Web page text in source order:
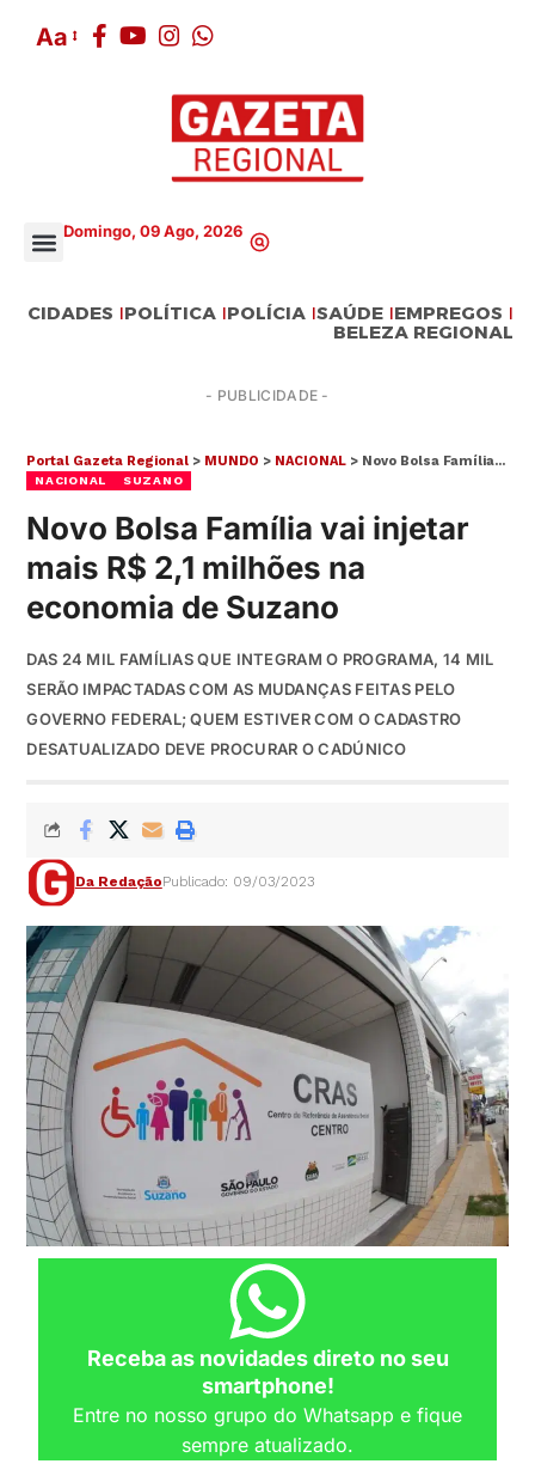
Aa
Domingo, 09 Ago, 2026
CIDADES POLÍTICA POLÍCIA SAÚDE EMPREGOS
BELEZA REGIONAL
- PUBLICIDADE -
Portal Gazeta Regional > MUNDO > NACIONAL > Novo Bolsa Família vai injetar mais R$ 2,1 milhões na economia de Suzano
NACIONAL SUZANO
Novo Bolsa Família vai injetar
mais R$ 2,1 milhões na
economia de Suzano
DAS 24 MIL FAMÍLIAS QUE INTEGRAM O PROGRAMA, 14 MIL
SERÃO IMPACTADAS COM AS MUDANÇAS FEITAS PELO
GOVERNO FEDERAL; QUEM ESTIVER COM O CADASTRO
DESATUALIZADO DEVE PROCURAR O CADÚNICO
Da RedaçãoPublicado: 09/03/2023
Receba as novidades direto no seu
smartphone!
Entre no nosso grupo do Whatsapp e fique
sempre atualizado.